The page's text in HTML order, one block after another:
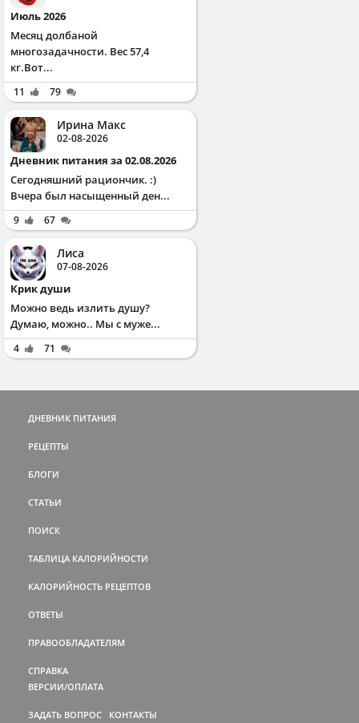
Июль 2026
Месяц долбаной
многозадачности. Вес 57,4
кг.Вот...
11 79
Ирина Макс
02-08-2026
Дневник питания за 02.08.2026
Сегодняшний рациончик. :)
Вчера был насыщенный ден...
9 67
Лиса
07-08-2026
Крик души
Можно ведь излить душу?
Думаю, можно.. Мы с муже...
4 71
ДНЕВНИК ПИТАНИЯ
РЕЦЕПТЫ
БЛОГИ
СТАТЬИ
ПОИСК
ТАБЛИЦА КАЛОРИЙНОСТИ
КАЛОРИЙНОСТЬ РЕЦЕПТОВ
ОТВЕТЫ
ПРАВООБЛАДАТЕЛЯМ
СПРАВКА
ВЕРСИИ/ОПЛАТА
ЗАДАТЬ ВОПРОС КОНТАКТЫ